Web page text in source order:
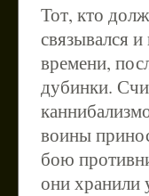
Тот, кто
связывался
времени,
дубинки.
воины
бою
они хранили